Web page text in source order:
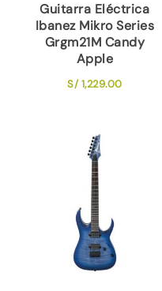
Guitarra Eléctrica
Ibanez Mikro Series
Grgm21M Candy
Apple
S/1,229.00